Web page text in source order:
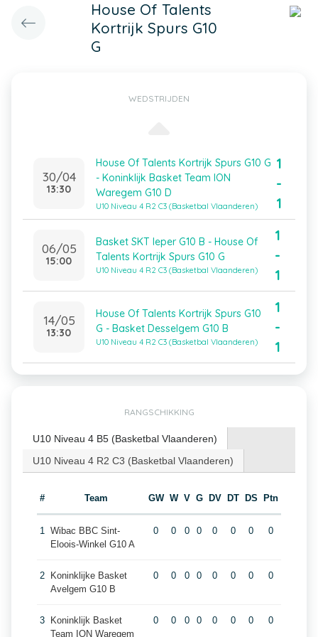
House Of Talents
Kortrijk Spurs G10
G
WEDSTRIJDEN
30/04
13:30
House Of Talents Kortrijk Spurs G10 G
- Koninklijk Basket Team ION
Waregem G10 D
U10 Niveau 4 R2 C3 (Basketbal Vlaanderen)
1
-
1
06/05
15:00
Basket SKT Ieper G10 B - House Of
Talents Kortrijk Spurs G10 G
U10 Niveau 4 R2 C3 (Basketbal Vlaanderen)
1
-
1
14/05
13:30
House Of Talents Kortrijk Spurs G10
G - Basket Desselgem G10 B
U10 Niveau 4 R2 C3 (Basketbal Vlaanderen)
1
-
1
RANGSCHIKKING
U10 Niveau 4 B5 (Basketbal Vlaanderen)
U10 Niveau 4 R2 C3 (Basketbal Vlaanderen)
# Team GW W V G DV DT DS Ptn
1 Wibac BBC Sint-
Eloois-Winkel G10 A
0 0 0 0 0 0 0 0
2
Koninklijke Basket
Avelgem G10 B
0 0 0 0 0 0 0 0
3
Koninklijk Basket
Team ION Waregem
0 0 0 0 0 0 0 0